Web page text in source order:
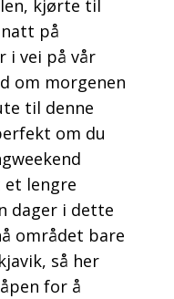
kjørte til
på
i vei på vår
om morgenen
til denne
om du
et lengre
dager i dette
området bare
så her
for å